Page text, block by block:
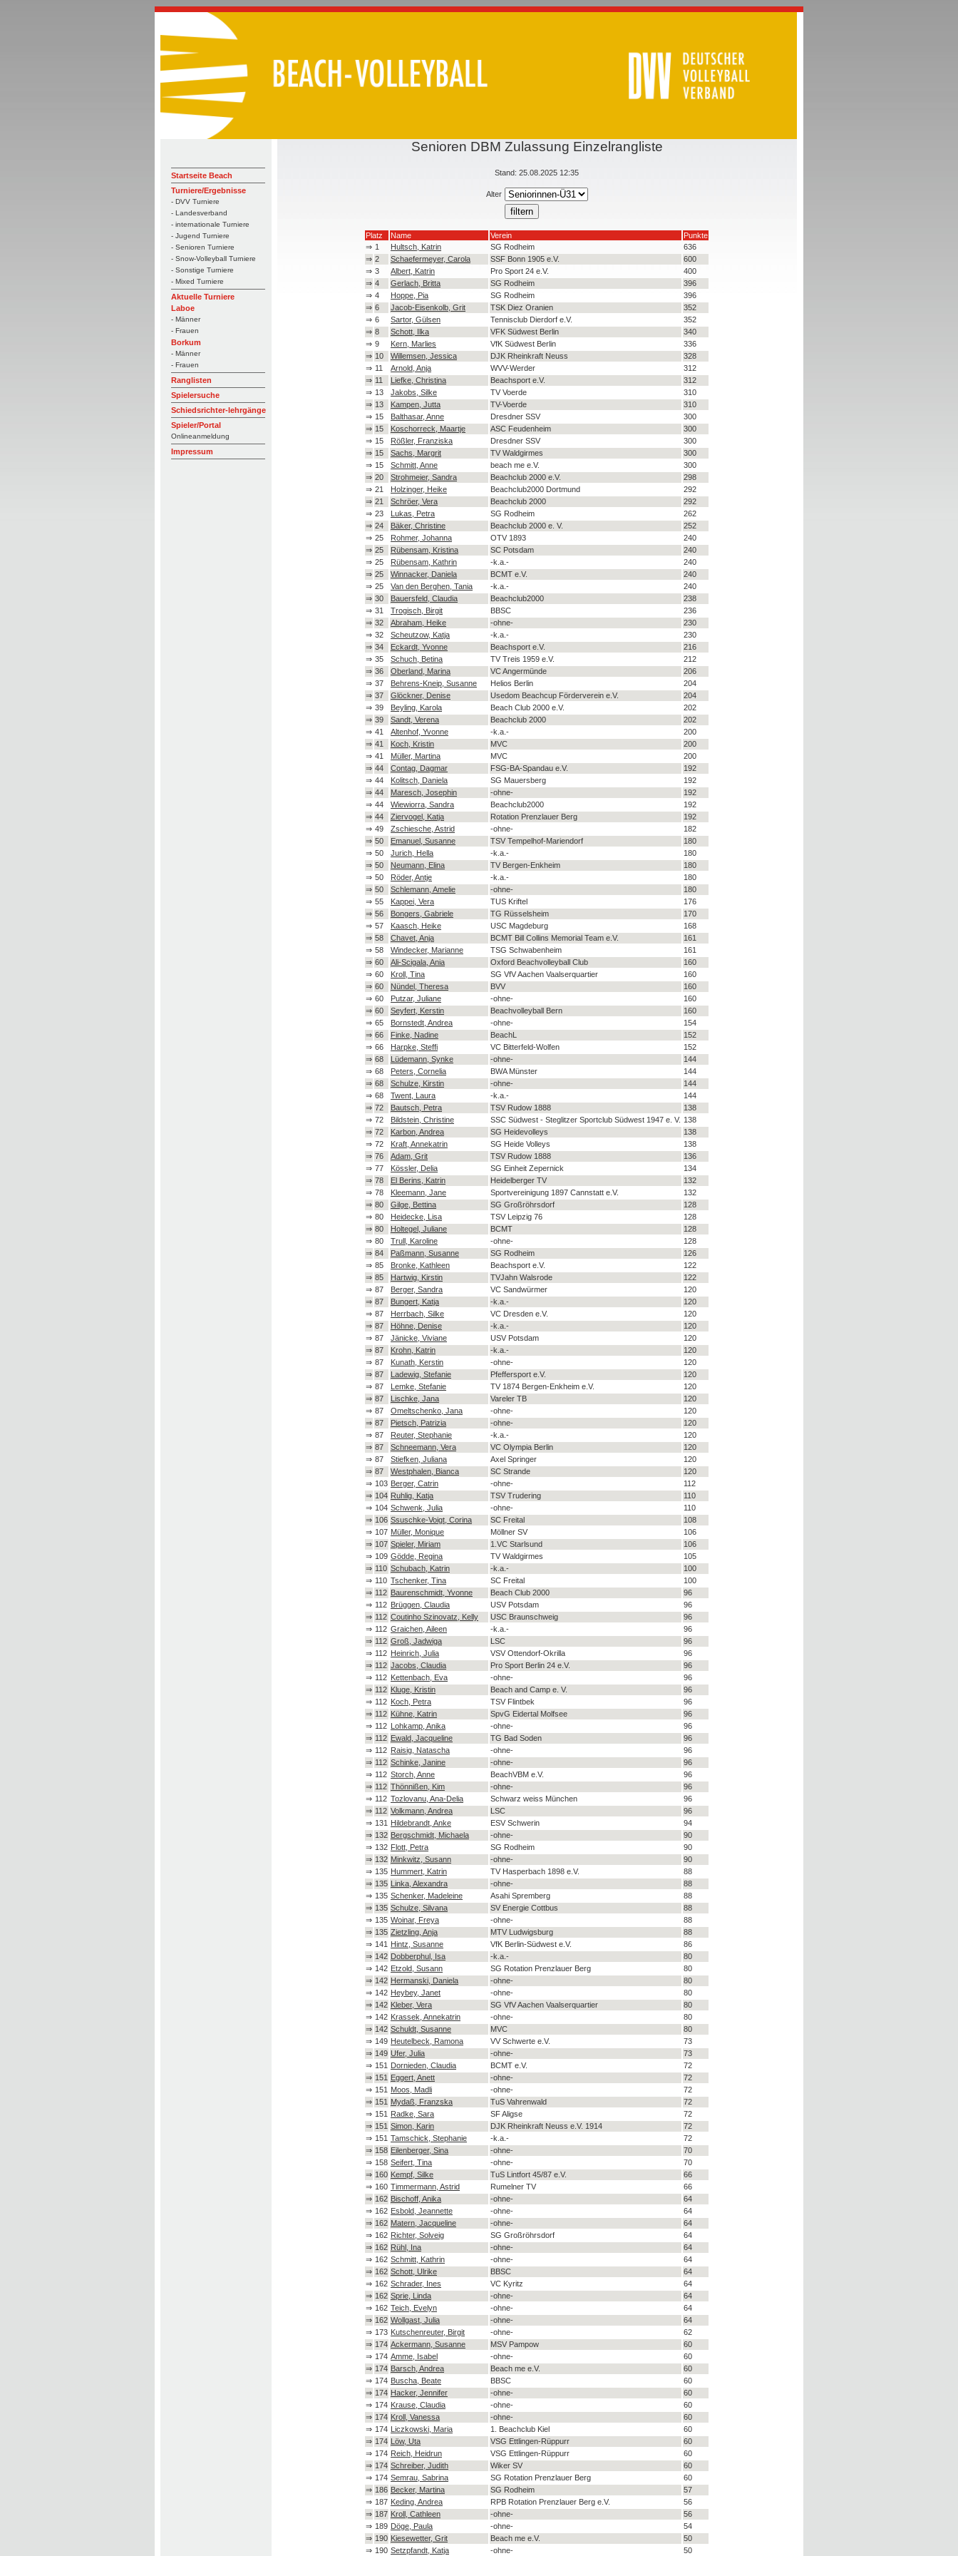
Startseite Beach
Turniere/Ergebnisse
- DVV Turniere
- Landesverband
- internationale Turniere
- Jugend Turniere
- Senioren Turniere
- Snow-Volleyball Turniere
- Sonstige Turniere
- Mixed Turniere
Aktuelle Turniere
Laboe
- Männer
- Frauen
Borkum
- Männer
- Frauen
Ranglisten
Spielersuche
Schiedsrichter-lehrgänge
Spieler/Portal
Onlineanmeldung
Impressum
Senioren DBM Zulassung Einzelrangliste
Stand: 25.08.2025 12:35
Alter
Platz Name Verein
Punkte
⇒ 1 Hultsch, Katrin SG Rodheim
636
⇒ 2 Schaefermeyer, Carola SSF Bonn 1905 e.V.
600
⇒ 3 Albert, Katrin Pro Sport 24 e.V.
400
⇒ 4 Gerlach, Britta SG Rodheim
396
⇒ 4 Hoppe, Pia SG Rodheim
396
⇒ 6 Jacob-Eisenkolb, Grit TSK Diez Oranien
352
⇒ 6 Sartor, Gülsen Tennisclub Dierdorf e.V.
352
⇒ 8 Schott, Ilka VFK Südwest Berlin
340
⇒ 9 Kern, Marlies VfK Südwest Berlin
336
⇒ 10 Willemsen, Jessica DJK Rheinkraft Neuss
328
⇒ 11 Arnold, Anja WVV-Werder
312
⇒ 11 Liefke, Christina Beachsport e.V.
312
⇒ 13 Jakobs, Silke TV Voerde
310
⇒ 13 Kampen, Jutta TV-Voerde
310
⇒ 15 Balthasar, Anne Dresdner SSV
300
⇒ 15 Koschorreck, Maartje ASC Feudenheim
300
⇒ 15 Rößler, Franziska Dresdner SSV
300
⇒ 15 Sachs, Margrit TV Waldgirmes
300
⇒ 15 Schmitt, Anne beach me e.V.
300
⇒ 20 Strohmeier, Sandra Beachclub 2000 e.V.
298
⇒ 21 Holzinger, Heike Beachclub2000 Dortmund
292
⇒ 21 Schröer, Vera Beachclub 2000
292
⇒ 23 Lukas, Petra SG Rodheim
262
⇒ 24 Bäker, Christine Beachclub 2000 e. V.
252
⇒ 25 Rohmer, Johanna OTV 1893
240
⇒ 25 Rübensam, Kristina SC Potsdam
240
⇒ 25 Rübensam, Kathrin -k.a.-
240
⇒ 25 Winnacker, Daniela BCMT e.V.
240
⇒ 25 Van den Berghen, Tania -k.a.-
240
⇒ 30 Bauersfeld, Claudia Beachclub2000
238
⇒ 31 Trogisch, Birgit BBSC
236
⇒ 32 Abraham, Heike -ohne-
230
⇒ 32 Scheutzow, Katja -k.a.-
230
⇒ 34 Eckardt, Yvonne Beachsport e.V.
216
⇒ 35 Schuch, Betina TV Treis 1959 e.V.
212
⇒ 36 Oberland, Marina VC Angermünde
206
⇒ 37 Behrens-Kneip, Susanne Helios Berlin
204
⇒ 37 Glöckner, Denise Usedom Beachcup Förderverein e.V.
204
⇒ 39 Beyling, Karola Beach Club 2000 e.V.
202
⇒ 39 Sandt, Verena Beachclub 2000
202
⇒ 41 Altenhof, Yvonne -k.a.-
200
⇒ 41 Koch, Kristin MVC
200
⇒ 41 Müller, Martina MVC
200
⇒ 44 Contag, Dagmar FSG-BA-Spandau e.V.
192
⇒ 44 Kolitsch, Daniela SG Mauersberg
192
⇒ 44 Maresch, Josephin -ohne-
192
⇒ 44 Wiewiorra, Sandra Beachclub2000
192
⇒ 44 Ziervogel, Katja Rotation Prenzlauer Berg
192
⇒ 49 Zschiesche, Astrid -ohne-
182
⇒ 50 Emanuel, Susanne TSV Tempelhof-Mariendorf
180
⇒ 50 Jurich, Hella -k.a.-
180
⇒ 50 Neumann, Elina TV Bergen-Enkheim
180
⇒ 50 Röder, Antje -k.a.-
180
⇒ 50 Schlemann, Amelie -ohne-
180
⇒ 55 Kappei, Vera TUS Kriftel
176
⇒ 56 Bongers, Gabriele TG Rüsselsheim
170
⇒ 57 Kaasch, Heike USC Magdeburg
168
⇒ 58 Chavet, Anja BCMT Bill Collins Memorial Team e.V.
161
⇒ 58 Windecker, Marianne TSG Schwabenheim
161
⇒ 60 Ali-Scigala, Ania Oxford Beachvolleyball Club
160
⇒ 60 Kroll, Tina SG VfV Aachen Vaalserquartier
160
⇒ 60 Nündel, Theresa BVV
160
⇒ 60 Putzar, Juliane -ohne-
160
⇒ 60 Seyfert, Kerstin Beachvolleyball Bern
160
⇒ 65 Bornstedt, Andrea -ohne-
154
⇒ 66 Finke, Nadine BeachL
152
⇒ 66 Harpke, Steffi VC Bitterfeld-Wolfen
152
⇒ 68 Lüdemann, Synke -ohne-
144
⇒ 68 Peters, Cornelia BWA Münster
144
⇒ 68 Schulze, Kirstin -ohne-
144
⇒ 68 Twent, Laura -k.a.-
144
⇒ 72 Bautsch, Petra TSV Rudow 1888
138
⇒ 72 Bildstein, Christine SSC Südwest - Steglitzer Sportclub Südwest 1947 e. V. 138
⇒ 72 Karbon, Andrea SG Heidevolleys
138
⇒ 72 Kraft, Annekatrin SG Heide Volleys
138
⇒ 76 Adam, Grit TSV Rudow 1888
136
⇒ 77 Kössler, Delia SG Einheit Zepernick
134
⇒ 78 El Berins, Katrin Heidelberger TV
132
⇒ 78 Kleemann, Jane Sportvereinigung 1897 Cannstatt e.V.
132
⇒ 80 Gilge, Bettina SG Großröhrsdorf
128
⇒ 80 Heidecke, Lisa TSV Leipzig 76
128
⇒ 80 Holtegel, Juliane BCMT
128
⇒ 80 Trull, Karoline -ohne-
128
⇒ 84 Paßmann, Susanne SG Rodheim
126
⇒ 85 Bronke, Kathleen Beachsport e.V.
122
⇒ 85 Hartwig, Kirstin TVJahn Walsrode
122
⇒ 87 Berger, Sandra VC Sandwürmer
120
⇒ 87 Bungert, Katja -k.a.-
120
⇒ 87 Herrbach, Silke VC Dresden e.V.
120
⇒ 87 Höhne, Denise -k.a.-
120
⇒ 87 Jänicke, Viviane USV Potsdam
120
⇒ 87 Krohn, Katrin -k.a.-
120
⇒ 87 Kunath, Kerstin -ohne-
120
⇒ 87 Ladewig, Stefanie Pfeffersport e.V.
120
⇒ 87 Lemke, Stefanie TV 1874 Bergen-Enkheim e.V.
120
⇒ 87 Lischke, Jana Vareler TB
120
⇒ 87 Omeltschenko, Jana -ohne-
120
⇒ 87 Pietsch, Patrizia -ohne-
120
⇒ 87 Reuter, Stephanie -k.a.-
120
⇒ 87 Schneemann, Vera VC Olympia Berlin
120
⇒ 87 Stiefken, Juliana Axel Springer
120
⇒ 87 Westphalen, Bianca SC Strande
120
⇒ 103 Berger, Catrin -ohne-
112
⇒ 104 Ruhlig, Katja TSV Trudering
110
⇒ 104 Schwenk, Julia -ohne-
110
⇒ 106 Ssuschke-Voigt, Corina SC Freital
108
⇒ 107 Müller, Monique Möllner SV
106
⇒ 107 Spieler, Miriam 1.VC Starlsund
106
⇒ 109 Gödde, Regina TV Waldgirmes
105
⇒ 110 Schubach, Katrin -k.a.-
100
⇒ 110 Tschenker, Tina SC Freital
100
⇒ 112 Baurenschmidt, Yvonne Beach Club 2000
96
⇒ 112 Brüggen, Claudia USV Potsdam
96
⇒ 112 Coutinho Szinovatz, Kelly USC Braunschweig
96
⇒ 112 Graichen, Aileen -k.a.-
96
⇒ 112 Groß, Jadwiga LSC
96
⇒ 112 Heinrich, Julia VSV Ottendorf-Okrilla
96
⇒ 112 Jacobs, Claudia Pro Sport Berlin 24 e.V.
96
⇒ 112 Kettenbach, Eva -ohne-
96
⇒ 112 Kluge, Kristin Beach and Camp e. V.
96
⇒ 112 Koch, Petra TSV Flintbek
96
⇒ 112 Kühne, Katrin SpvG Eidertal Molfsee
96
⇒ 112 Lohkamp, Anika -ohne-
96
⇒ 112 Ewald, Jacqueline TG Bad Soden
96
⇒ 112 Raisig, Natascha -ohne-
96
⇒ 112 Schinke, Janine -ohne-
96
⇒ 112 Storch, Anne BeachVBM e.V.
96
⇒ 112 Thönnißen, Kim -ohne-
96
⇒ 112 Tozlovanu, Ana-Delia Schwarz weiss München
96
⇒ 112 Volkmann, Andrea LSC
96
⇒ 131 Hildebrandt, Anke ESV Schwerin
94
⇒ 132 Bergschmidt, Michaela -ohne-
90
⇒ 132 Flott, Petra SG Rodheim
90
⇒ 132 Minkwitz, Susann -ohne-
90
⇒ 135 Hummert, Katrin TV Hasperbach 1898 e.V.
88
⇒ 135 Linka, Alexandra -ohne-
88
⇒ 135 Schenker, Madeleine Asahi Spremberg
88
⇒ 135 Schulze, Silvana SV Energie Cottbus
88
⇒ 135 Woinar, Freya -ohne-
88
⇒ 135 Zietzling, Anja MTV Ludwigsburg
88
⇒ 141 Hintz, Susanne VfK Berlin-Südwest e.V.
86
⇒ 142 Dobberphul, Isa -k.a.-
80
⇒ 142 Etzold, Susann SG Rotation Prenzlauer Berg
80
⇒ 142 Hermanski, Daniela -ohne-
80
⇒ 142 Heybey, Janet -ohne-
80
⇒ 142 Kleber, Vera SG VfV Aachen Vaalserquartier
80
⇒ 142 Krassek, Annekatrin -ohne-
80
⇒ 142 Schuldt, Susanne MVC
80
⇒ 149 Heutelbeck, Ramona VV Schwerte e.V.
73
⇒ 149 Ufer, Julia -ohne-
73
⇒ 151 Dornieden, Claudia BCMT e.V.
72
⇒ 151 Eggert, Anett -ohne-
72
⇒ 151 Moos, Madli -ohne-
72
⇒ 151 Mydaß, Franzska TuS Vahrenwald
72
⇒ 151 Radke, Sara SF Aligse
72
⇒ 151 Simon, Karin DJK Rheinkraft Neuss e.V. 1914
72
⇒ 151 Tamschick, Stephanie -k.a.-
72
⇒ 158 Eilenberger, Sina -ohne-
70
⇒ 158 Seifert, Tina -ohne-
70
⇒ 160 Kempf, Silke TuS Lintfort 45/87 e.V.
66
⇒ 160 Timmermann, Astrid Rumelner TV
66
⇒ 162 Bischoff, Anika -ohne-
64
⇒ 162 Esbold, Jeannette -ohne-
64
⇒ 162 Matern, Jacqueline -ohne-
64
⇒ 162 Richter, Solveig SG Großröhrsdorf
64
⇒ 162 Rühl, Ina -ohne-
64
⇒ 162 Schmitt, Kathrin -ohne-
64
⇒ 162 Schott, Ulrike BBSC
64
⇒ 162 Schrader, Ines VC Kyritz
64
⇒ 162 Sprie, Linda -ohne-
64
⇒ 162 Teich, Evelyn -ohne-
64
⇒ 162 Wollgast, Julia -ohne-
64
⇒ 173 Kutschenreuter, Birgit -ohne-
62
⇒ 174 Ackermann, Susanne MSV Pampow
60
⇒ 174 Amme, Isabel -ohne-
60
⇒ 174 Barsch, Andrea Beach me e.V.
60
⇒ 174 Buscha, Beate BBSC
60
⇒ 174 Hacker, Jennifer -ohne-
60
⇒ 174 Krause, Claudia -ohne-
60
⇒ 174 Kroll, Vanessa -ohne-
60
⇒ 174 Liczkowski, Maria 1. Beachclub Kiel
60
⇒ 174 Löw, Uta VSG Ettlingen-Rüppurr
60
⇒ 174 Reich, Heidrun VSG Ettlingen-Rüppurr
60
⇒ 174 Schreiber, Judith Wiker SV
60
⇒ 174 Semrau, Sabrina SG Rotation Prenzlauer Berg
60
⇒ 186 Becker, Martina SG Rodheim
57
⇒ 187 Keding, Andrea RPB Rotation Prenzlauer Berg e.V.
56
⇒ 187 Kroll, Cathleen -ohne-
56
⇒ 189 Döge, Paula -ohne-
54
⇒ 190 Kiesewetter, Grit Beach me e.V.
50
⇒ 190 Setzpfandt, Katja -ohne- 50